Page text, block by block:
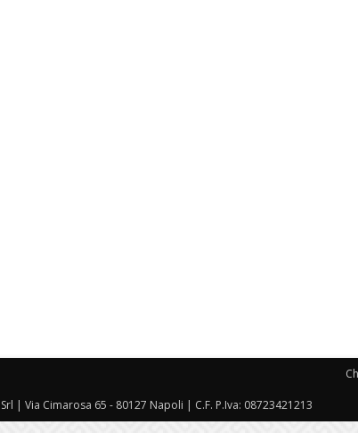
| Via Cimarosa 65 - 80127 Napoli | C.F. P.Iva: 08723421213